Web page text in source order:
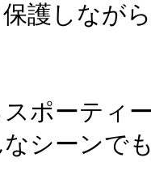
護しなが
ポーティ
シーンで